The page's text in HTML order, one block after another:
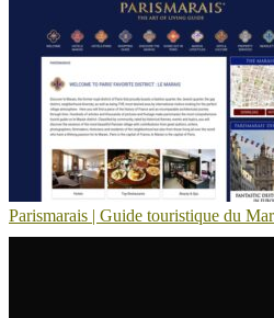
Parismarais | Guide touristique du